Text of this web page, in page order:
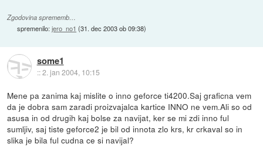
Zgodovina sprememb…
spremenilo:jero_no1 (31. dec 2003 ob 09:38)
some1
::2. jan 2004, 10:15
Mene pa zanima kaj mislite o inno geforce ti4200.Saj graficna vem
da je dobra sam zaradi proizvajalca kartice INNO ne vem.Ali so od
asusa in od drugih kaj bolse za navijat, ker se mi zdi inno ful
sumljiv, saj tiste geforce2 je bil od innota zlo krs, kr crkaval so in
slika je bila ful cudna ce si navijal?